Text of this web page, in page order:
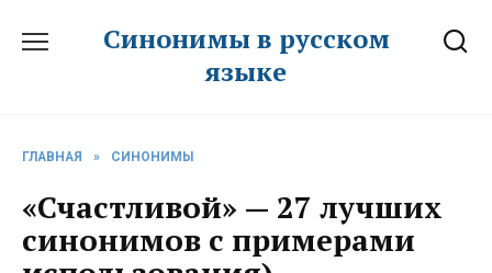
Синонимы в русском
языке
ГЛАВНАЯ » СИНОНИМЫ
«Счастливой» — 27 лучших
синонимов с примерами